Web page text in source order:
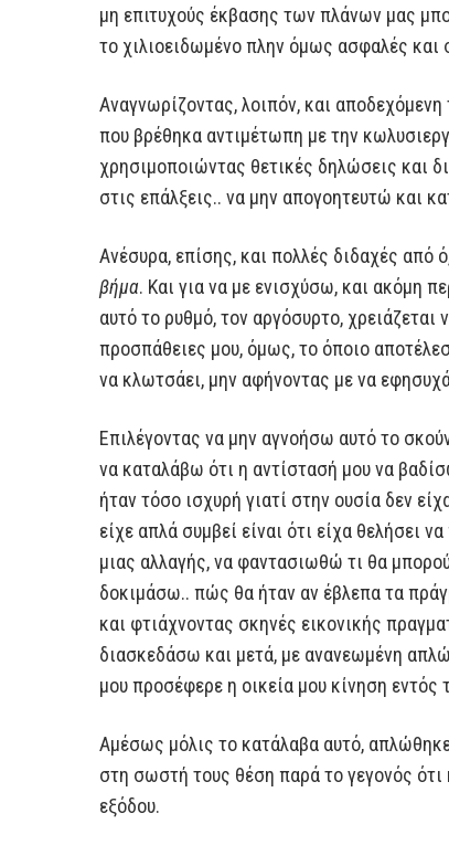
μη επιτυχούς έκβασης των πλάνων μας
το χιλιοειδωμένο πλην όμως ασφαλές
Αναγνωρίζοντας, λοιπόν, και
που βρέθηκα αντιμέτωπη με την
χρησιμοποιώντας θετικές δηλώσεις και
στις επάλξεις.. να μην απογοητευτώ και
Ανέσυρα, επίσης, και πολλές διδαχές από
βήμα. Και για να με ενισχύσω, και ακόμη
αυτό το ρυθμό, τον αργόσυρτο,
προσπάθειες μου, όμως, το όποιο
να κλωτσάει, μην αφήνοντας με να
Επιλέγοντας να μην αγνοήσω αυτό το
να καταλάβω ότι η αντίστασή μου να
ήταν τόσο ισχυρή γιατί στην ουσία δεν
είχε απλά συμβεί είναι ότι είχα θελήσει
μιας αλλαγής, να φαντασιωθώ τι θα
δοκιμάσω.. πώς θα ήταν αν έβλεπα τα
και φτιάχνοντας σκηνές εικονικής
διασκεδάσω και μετά, με ανανεωμένη
μου προσέφερε η οικεία μου κίνηση
Αμέσως μόλις το κατάλαβα αυτό,
στη σωστή τους θέση παρά το γεγονός ότι
εξόδου.